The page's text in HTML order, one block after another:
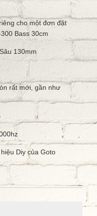
cho một đơn đặt
Bass 30cm
130mm
rất mới, gần như
Diy của Goto